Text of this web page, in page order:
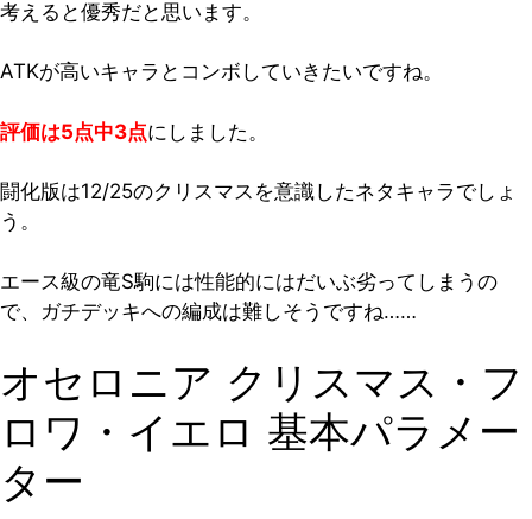
考えると優秀だと思います。
ATKが高いキャラとコンボしていきたいですね。
評価は5点中3点にしました。
闘化版は12/25のクリスマスを意識したネタキャラでしょ
う。
エース級の竜S駒には性能的にはだいぶ劣ってしまうの
で、ガチデッキへの編成は難しそうですね……
オセロニア クリスマス・フ
ロワ・イエロ 基本パラメー
ター